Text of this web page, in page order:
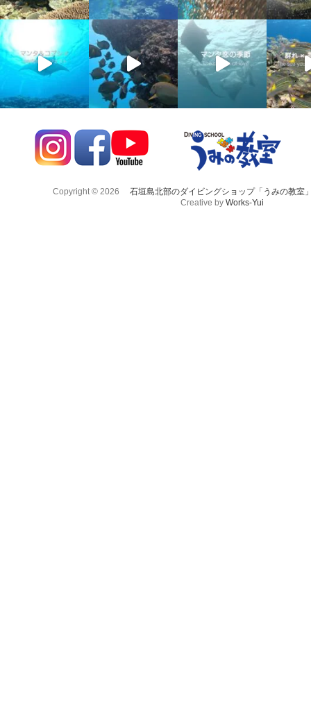
Copyright © 2026
石垣島北部のダイビングショップ「うみの教室
Creative by Works-Yui